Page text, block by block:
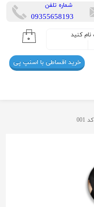
کنید ۰
​شماره تلفن
​​09355658193
خرید اقساطی با اسنپ پی